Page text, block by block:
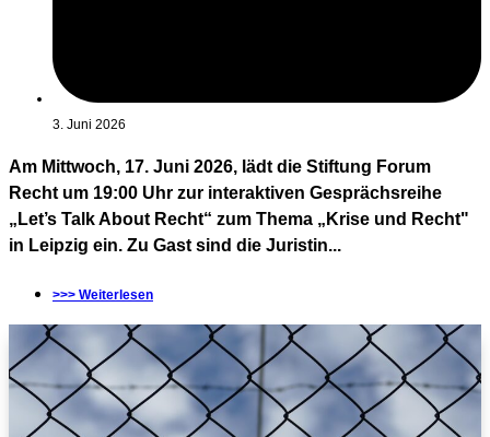
3. Juni 2026
Am Mittwoch, 17. Juni 2026, lädt die Stiftung Forum
Recht um 19:00 Uhr zur interaktiven Gesprächsreihe
„Let’s Talk About Recht“ zum Thema „Krise und Recht"
in Leipzig ein. Zu Gast sind die Juristin...
>>> Weiterlesen